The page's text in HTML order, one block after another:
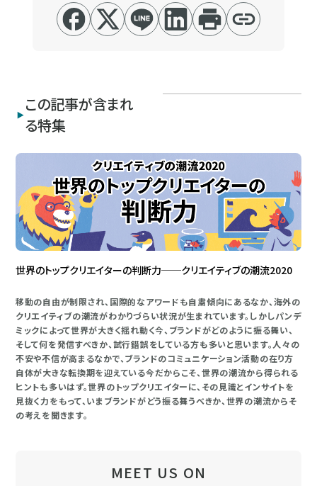
この記事が含まれ
る特集
世界のトップクリエイターの判断力──クリエイティブの潮流2020
移動の自由が制限され、国際的なアワードも自粛傾向にあるなか、海外の
クリエイティブの潮流がわかりづらい状況が生まれています。しかしパンデ
ミックによって世界が大きく揺れ動く今、ブランドがどのように振る舞い、
そして何を発信すべきか、試行錯誤をしている方も多いと思います。人々の
不安や不信が高まるなかで、ブランドのコミュニケーション活動の在り方
自体が大きな転換期を迎えている今だからこそ、世界の潮流から得られる
ヒントも多いはず。世界のトップクリエイターに、その見識とインサイトを
見抜く力をもって、いまブランドがどう振る舞うべきか、世界の潮流からそ
の考えを聞きます。
MEET US ON